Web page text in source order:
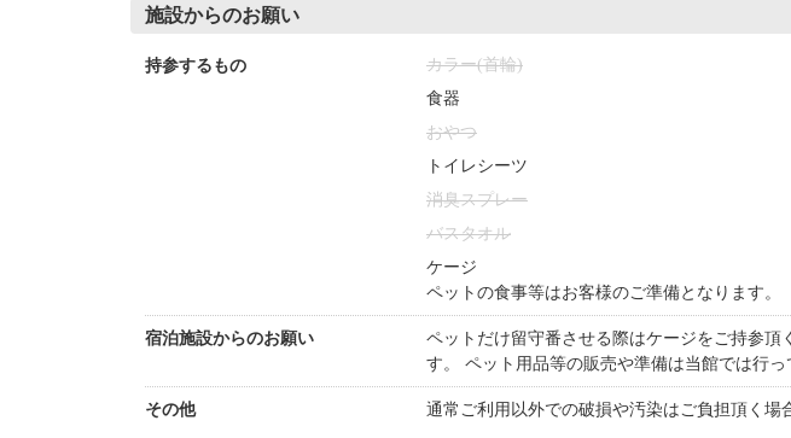
施設からのお願い
持参するもの カラー(首輪)
食器
おやつ
トイレシーツ
消臭スプレー
バスタオル
ケージ
ペットの食事等はお客様のご準備となります。
宿泊施設からのお願い
ペットだけ留守番させる際はケージをご持参
す。 ペット用品等の販売や準備は当館では行っ
その他 通常ご利用以外での破損や汚染はご負担頂く場